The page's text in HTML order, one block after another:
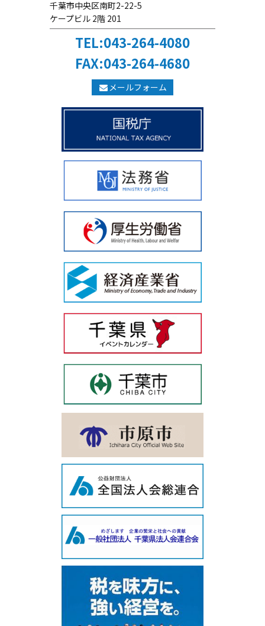
千葉市中央区南町2-22-5
ケープビル 2階 201
TEL:043-264-4080
FAX:043-264-4680
メールフォーム